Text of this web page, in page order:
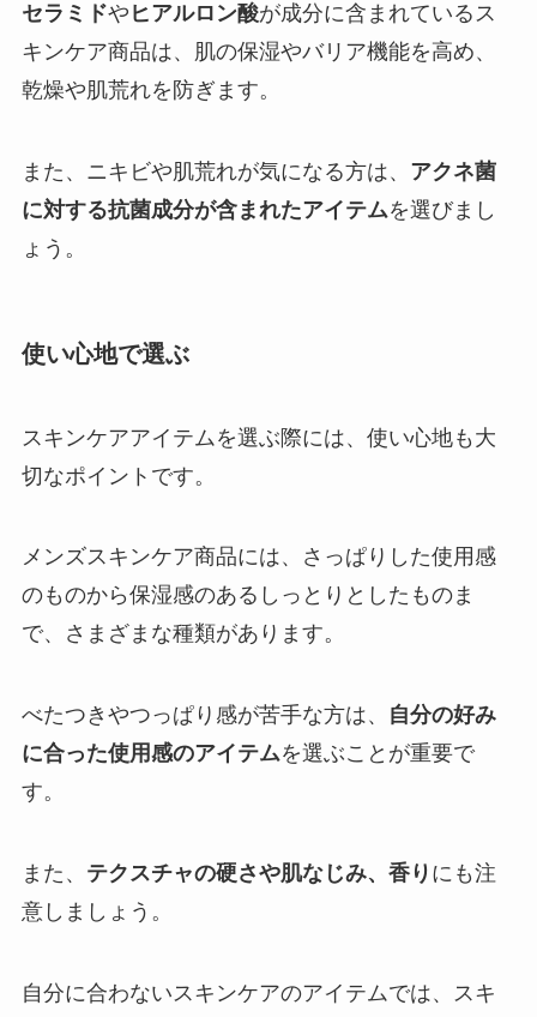
セラミドや ヒアルロン酸が成分に含まれているス
キンケア商品は、肌の保湿やバリア機能を高め、
乾燥や肌荒れを防ぎます。
また、ニキビや肌荒れが気になる方は、 アクネ菌
に対する抗菌成分が含まれたアイテムを選びまし
ょう。
使い心地で選ぶ
スキンケアアイテムを選ぶ際には、使い心地も大
切なポイントです。
メンズスキンケア商品には、さっぱりした使用感
のものから保湿感のあるしっとりとしたものま
で、さまざまな種類があります。
べたつきやつっぱり感が苦手な方は、
自分の好み
に合った使用感のアイテムを選ぶことが重要で
す。
また、 テクスチャの硬さや肌なじみ、香り にも注
意しましょう。
自分に合わないスキンケアのアイテムでは、スキ